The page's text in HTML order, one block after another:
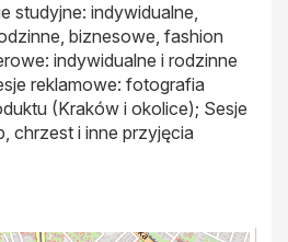
studyjne: indywidualne,
biznesowe, fashion
indywidualne i rodzinne
reklamowe: fotografia
(Kraków i okolice); Sesje
chrzest i inne przyjęcia